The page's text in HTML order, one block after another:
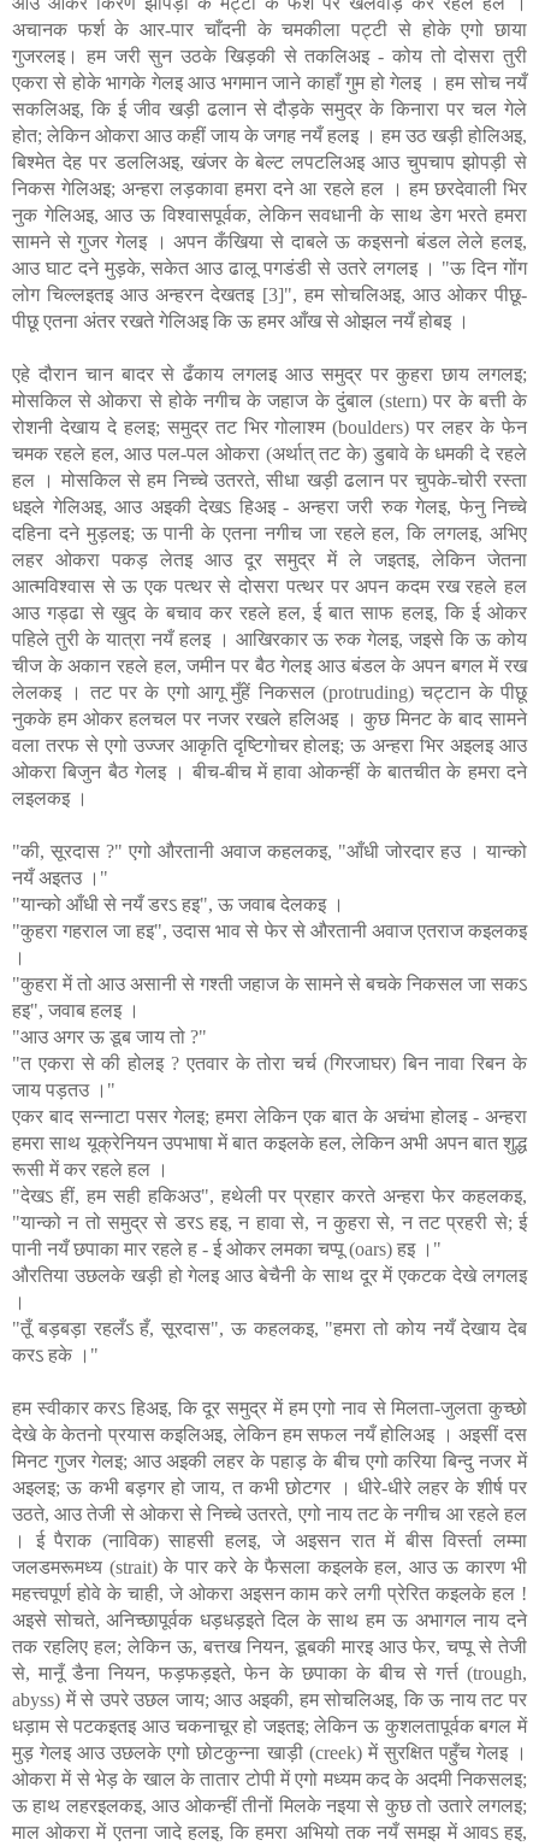
अचानक फर्श के आर-पार चाँदनी के चमकीला पट्टी से होके एगो छाया
गुजरलइ। हम जरी सुन उठके खिड़की से तकलिअइ - कोय तो दोसरा तुरी
एकरा से होके भागके गेलइ आउ भगमान जाने काहाँ गुम हो गेलइ । हम सोच नयँ
सकलिअइ, कि ई जीव खड़ी ढलान से दौड़के समुद्र के किनारा पर चल गेले
होत; लेकिन ओकरा आउ कहीं जाय के जगह नयँ हलइ । हम उठ खड़ी होलिअइ,
बिश्मेत देह पर डललिअइ, खंजर के बेल्ट लपटलिअइ आउ चुपचाप झोपड़ी से
निकस गेलिअइ; अन्हरा लड़कावा हमरा दने आ रहले हल । हम छरदेवाली भिर
नुक गेलिअइ, आउ ऊ विश्वासपूर्वक, लेकिन सवधानी के साथ डेग भरते हमरा
सामने से गुजर गेलइ । अपन कँखिया से दाबले ऊ कइसनो बंडल लेले हलइ,
आउ घाट दने मुड़के, सकेत आउ ढालू पगडंडी से उतरे लगलइ । "ऊ दिन गोंग
लोग चिल्लइतइ आउ अन्हरन देखतइ [3]", हम सोचलिअइ, आउ ओकर पीछू-
पीछू एतना अंतर रखते गेलिअइ कि ऊ हमर आँख से ओझल नयँ होबइ ।
एहे दौरान चान बादर से ढँकाय लगलइ आउ समुद्र पर कुहरा छाय लगलइ;
मोसकिल से ओकरा से होके नगीच के जहाज के दुंबाल (stern) पर के बत्ती के
रोशनी देखाय दे हलइ; समुद्र तट भिर गोलाश्म (boulders) पर लहर के फेन
चमक रहले हल, आउ पल-पल ओकरा (अर्थात् तट के) डुबावे के धमकी दे रहले
हल । मोसकिल से हम निच्चे उतरते, सीधा खड़ी ढलान पर चुपके-चोरी रस्ता
धइले गेलिअइ, आउ अइकी देखऽ हिअइ - अन्हरा जरी रुक गेलइ, फेनु निच्चे
दहिना दने मुड़लइ; ऊ पानी के एतना नगीच जा रहले हल, कि लगलइ, अभिए
लहर ओकरा पकड़ लेतइ आउ दूर समुद्र में ले जइतइ, लेकिन जेतना
आत्मविश्वास से ऊ एक पत्थर से दोसरा पत्थर पर अपन कदम रख रहले हल
आउ गड्ढा से खुद के बचाव कर रहले हल, ई बात साफ हलइ, कि ई ओकर
पहिले तुरी के यात्रा नयँ हलइ । आखिरकार ऊ रुक गेलइ, जइसे कि ऊ कोय
चीज के अकान रहले हल, जमीन पर बैठ गेलइ आउ बंडल के अपन बगल में रख
लेलकइ । तट पर के एगो आगू मुँहें निकसल (protruding) चट्टान के पीछू
नुकके हम ओकर हलचल पर नजर रखले हलिअइ । कुछ मिनट के बाद सामने
वला तरफ से एगो उज्जर आकृति दृष्टिगोचर होलइ; ऊ अन्हरा भिर अइलइ आउ
ओकरा बिजुन बैठ गेलइ । बीच-बीच में हावा ओकन्हीं के बातचीत के हमरा दने
लइलकइ ।
"की, सूरदास ?" एगो औरतानी अवाज कहलकइ, "आँधी जोरदार हउ । यान्को
नयँ अइतउ ।"
"यान्को आँधी से नयँ डरऽ हइ", ऊ जवाब देलकइ ।
"कुहरा गहराल जा हइ", उदास भाव से फेर से औरतानी अवाज एतराज कइलकइ
।
"कुहरा में तो आउ असानी से गश्ती जहाज के सामने से बचके निकसल जा सकऽ
हइ", जवाब हलइ ।
"आउ अगर ऊ डूब जाय तो ?"
"त एकरा से की होलइ ? एतवार के तोरा चर्च (गिरजाघर) बिन नावा रिबन के
जाय पड़तउ ।"
एकर बाद सन्नाटा पसर गेलइ; हमरा लेकिन एक बात के अचंभा होलइ - अन्हरा
हमरा साथ यूक्रेनियन उपभाषा में बात कइलके हल, लेकिन अभी अपन बात शुद्ध
रूसी में कर रहले हल ।
"देखऽ हीं, हम सही हकिअउ", हथेली पर प्रहार करते अन्हरा फेर कहलकइ,
"यान्को न तो समुद्र से डरऽ हइ, न हावा से, न कुहरा से, न तट प्रहरी से; ई
पानी नयँ छपाका मार रहले ह - ई ओकर लमका चप्पू (oars) हइ ।"
औरतिया उछलके खड़ी हो गेलइ आउ बेचैनी के साथ दूर में एकटक देखे लगलइ
।
"तूँ बड़बड़ा रहलँऽ हँ, सूरदास", ऊ कहलकइ, "हमरा तो कोय नयँ देखाय देब
करऽ हके ।"
हम स्वीकार करऽ हिअइ, कि दूर समुद्र में हम एगो नाव से मिलता-जुलता कुच्छो
देखे के केतनो प्रयास कइलिअइ, लेकिन हम सफल नयँ होलिअइ । अइसीं दस
मिनट गुजर गेलइ; आउ अइकी लहर के पहाड़ के बीच एगो करिया बिन्दु नजर में
अइलइ; ऊ कभी बड़गर हो जाय, त कभी छोटगर । धीरे-धीरे लहर के शीर्ष पर
उठते, आउ तेजी से ओकरा से निच्चे उतरते, एगो नाय तट के नगीच आ रहले हल
। ई पैराक (नाविक) साहसी हलइ, जे अइसन रात में बीस विर्स्ता लम्मा
जलडमरूमध्य (strait) के पार करे के फैसला कइलके हल, आउ ऊ कारण भी
महत्त्वपूर्ण होवे के चाही, जे ओकरा अइसन काम करे लगी प्रेरित कइलके हल !
अइसे सोचते, अनिच्छापूर्वक धड़धड़इते दिल के साथ हम ऊ अभागल नाय दने
तक रहलिए हल; लेकिन ऊ, बत्तख नियन, डूबकी मारइ आउ फेर, चप्पू से तेजी
से, मानूँ डैना नियन, फड़फड़इते, फेन के छपाका के बीच से गर्त्त (trough,
abyss) में से उपरे उछल जाय; आउ अइकी, हम सोचलिअइ, कि ऊ नाय तट पर
धड़ाम से पटकइतइ आउ चकनाचूर हो जइतइ; लेकिन ऊ कुशलतापूर्वक बगल में
मुड़ गेलइ आउ उछलके एगो छोटकुन्ना खाड़ी (creek) में सुरक्षित पहुँच गेलइ ।
ओकरा में से भेड़ के खाल के तातार टोपी में एगो मध्यम कद के अदमी निकसलइ;
ऊ हाथ लहरइलकइ, आउ ओकन्हीं तीनों मिलके नइया से कुछ तो उतारे लगलइ;
माल ओकरा में एतना जादे हलइ, कि हमरा अभियो तक नयँ समझ में आवऽ हइ,